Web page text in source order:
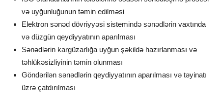
və uyğunluğunun təmin edilməsi
Elektron sənəd dövriyyəsi sistemində sənədlərin vaxtında
və düzgün qeydiyyatının aparılması
Sənədlərin kargüzarlığa uyğun şəkildə hazırlanması və
təhlükəsizliyinin təmin olunması
Göndərilən sənədlərin qeydiyyatının aparılması və təyinatı
üzrə çatdırılması